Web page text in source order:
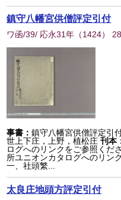
鎮守八幡宮供僧評定引付
ワ函/39/ 応永31年 （1424）
事書：鎮守八幡宮供僧評定引
世上下庄，上野，植松庄 刊本
ログへのリンクをご参照くだ
所ユニオンカタログへのリン
一、社頭繁...
太良庄地頭方評定引付